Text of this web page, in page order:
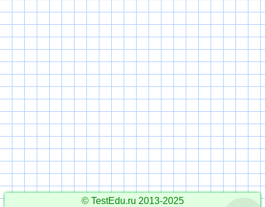
© TestEdu.ru 2013-2025